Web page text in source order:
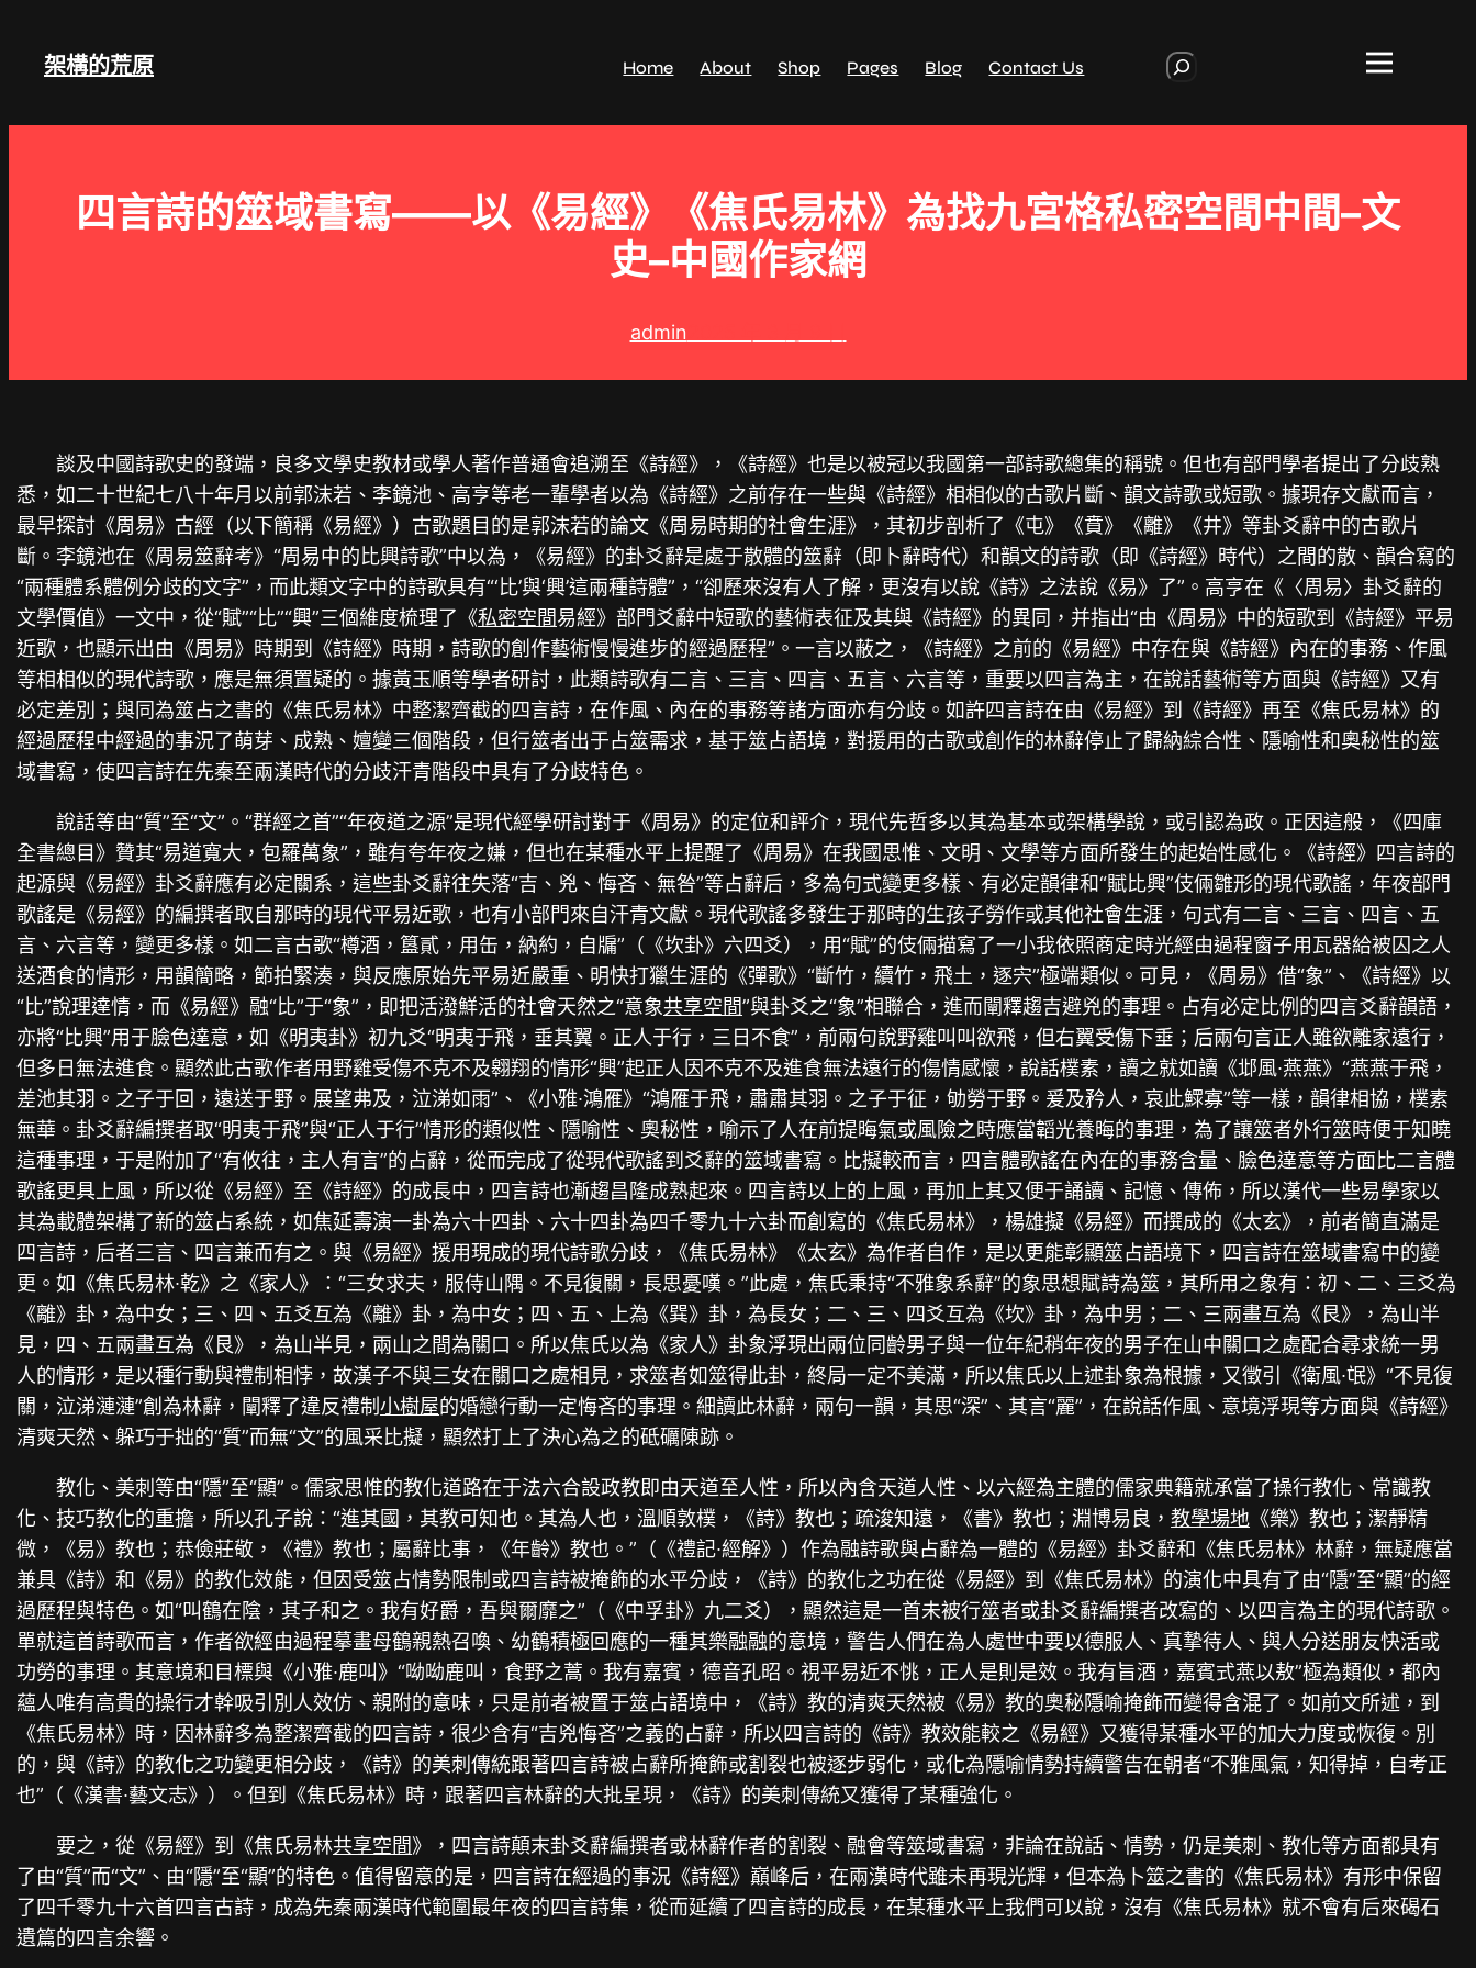
架構的荒原 Home About Shop Pages Blog Contact Us
r
四言詩的筮域書寫——以《易經》《焦氏易林》為找九宮格私密空間中間–文
史–中國作家網
admin
談及中國詩歌史的發端，良多文學史教材或學人著作普通會追溯至《詩經》，《詩經》也是以被冠以我國第一部詩歌總集的稱號。但也有部門學者提出了分歧熟
悉，如二十世紀七八十年月以前郭沫若、李鏡池、高亨等老一輩學者以為《詩經》之前存在一些與《詩經》相相似的古歌片斷、韻文詩歌或短歌。據現存文獻而言，
最早探討《周易》古經（以下簡稱《易經》）古歌題目的是郭沫若的論文《周易時期的社會生涯》，其初步剖析了《屯》《賁》《離》《井》等卦爻辭中的古歌片
斷。李鏡池在《周易筮辭考》“周易中的比興詩歌”中以為，《易經》的卦爻辭是處于散體的筮辭（即卜辭時代）和韻文的詩歌（即《詩經》時代）之間的散、韻合寫的
“兩種體系體例分歧的文字”，而此類文字中的詩歌具有“‘比’與‘興’這兩種詩體”，“卻歷來沒有人了解，更沒有以說《詩》之法說《易》了”。高亨在《〈周易〉卦爻辭的
文學價值》一文中，從“賦”“比”“興”三個維度梳理了《私密空間易經》部門爻辭中短歌的藝術表征及其與《詩經》的異同，并指出“由《周易》中的短歌到《詩經》平易
近歌，也顯示出由《周易》時期到《詩經》時期，詩歌的創作藝術慢慢進步的經過歷程”。一言以蔽之，《詩經》之前的《易經》中存在與《詩經》內在的事務、作風
等相相似的現代詩歌，應是無須置疑的。據黃玉順等學者研討，此類詩歌有二言、三言、四言、五言、六言等，重要以四言為主，在說話藝術等方面與《詩經》又有
必定差別；與同為筮占之書的《焦氏易林》中整潔齊截的四言詩，在作風、內在的事務等諸方面亦有分歧。如許四言詩在由《易經》到《詩經》再至《焦氏易林》的
經過歷程中經過的事況了萌芽、成熟、嬗變三個階段，但行筮者出于占筮需求，基于筮占語境，對援用的古歌或創作的林辭停止了歸納綜合性、隱喻性和奧秘性的筮
域書寫，使四言詩在先秦至兩漢時代的分歧汗青階段中具有了分歧特色。
說話等由“質”至“文”。“群經之首”“年夜道之源”是現代經學研討對于《周易》的定位和評介，現代先哲多以其為基本或架構學說，或引認為政。正因這般，《四庫
全書總目》贊其“易道寬大，包羅萬象”，雖有夸年夜之嫌，但也在某種水平上提醒了《周易》在我國思惟、文明、文學等方面所發生的起始性感化。《詩經》四言詩的
起源與《易經》卦爻辭應有必定關系，這些卦爻辭往失落“吉、兇、悔吝、無咎”等占辭后，多為句式變更多樣、有必定韻律和“賦比興”伎倆雛形的現代歌謠，年夜部門
歌謠是《易經》的編撰者取自那時的現代平易近歌，也有小部門來自汗青文獻。現代歌謠多發生于那時的生孩子勞作或其他社會生涯，句式有二言、三言、四言、五
言、六言等，變更多樣。如二言古歌“樽酒，簋貳，用缶，納約，自牖”（《坎卦》六四爻），用“賦”的伎倆描寫了一小我依照商定時光經由過程窗子用瓦器給被囚之人
送酒食的情形，用韻簡略，節拍緊湊，與反應原始先平易近嚴重、明快打獵生涯的《彈歌》“斷竹，續竹，飛土，逐宍”極端類似。可見，《周易》借“象”、《詩經》以
“比”說理達情，而《易經》融“比”于“象”，即把活潑鮮活的社會天然之“意象共享空間”與卦爻之“象”相聯合，進而闡釋趨吉避兇的事理。占有必定比例的四言爻辭韻語，
亦將“比興”用于臉色達意，如《明夷卦》初九爻“明夷于飛，垂其翼。正人于行，三日不食”，前兩句說野雞叫叫欲飛，但右翼受傷下垂；后兩句言正人雖欲離家遠行，
但多日無法進食。顯然此古歌作者用野雞受傷不克不及翱翔的情形“興”起正人因不克不及進食無法遠行的傷情感懷，說話樸素，讀之就如讀《邶風∙燕燕》“燕燕于飛，
差池其羽。之子于回，遠送于野。展望弗及，泣涕如雨”、《小雅∙鴻雁》“鴻雁于飛，肅肅其羽。之子于征，劬勞于野。爰及矜人，哀此鰥寡”等一樣，韻律相協，樸素
無華。卦爻辭編撰者取“明夷于飛”與“正人于行”情形的類似性、隱喻性、奧秘性，喻示了人在前提晦氣或風險之時應當韜光養晦的事理，為了讓筮者外行筮時便于知曉
這種事理，于是附加了“有攸往，主人有言”的占辭，從而完成了從現代歌謠到爻辭的筮域書寫。比擬較而言，四言體歌謠在內在的事務含量、臉色達意等方面比二言體
歌謠更具上風，所以從《易經》至《詩經》的成長中，四言詩也漸趨昌隆成熟起來。四言詩以上的上風，再加上其又便于誦讀、記憶、傳佈，所以漢代一些易學家以
其為載體架構了新的筮占系統，如焦延壽演一卦為六十四卦、六十四卦為四千零九十六卦而創寫的《焦氏易林》，楊雄擬《易經》而撰成的《太玄》，前者簡直滿是
四言詩，后者三言、四言兼而有之。與《易經》援用現成的現代詩歌分歧，《焦氏易林》《太玄》為作者自作，是以更能彰顯筮占語境下，四言詩在筮域書寫中的變
更。如《焦氏易林∙乾》之《家人》：“三女求夫，服侍山隅。不見復關，長思憂嘆。”此處，焦氏秉持“不雅象系辭”的象思想賦詩為筮，其所用之象有：初、二、三爻為
《離》卦，為中女；三、四、五爻互為《離》卦，為中女；四、五、上為《巽》卦，為長女；二、三、四爻互為《坎》卦，為中男；二、三兩畫互為《艮》，為山半
見，四、五兩畫互為《艮》，為山半見，兩山之間為關口。所以焦氏以為《家人》卦象浮現出兩位同齡男子與一位年紀稍年夜的男子在山中關口之處配合尋求統一男
人的情形，是以種行動與禮制相悖，故漢子不與三女在關口之處相見，求筮者如筮得此卦，終局一定不美滿，所以焦氏以上述卦象為根據，又徵引《衛風∙氓》“不見復
關，泣涕漣漣”創為林辭，闡釋了違反禮制小樹屋的婚戀行動一定悔吝的事理。細讀此林辭，兩句一韻，其思“深”、其言“麗”，在說話作風、意境浮現等方面與《詩經》
清爽天然、躲巧于拙的“質”而無“文”的風采比擬，顯然打上了決心為之的砥礪陳跡。
教化、美刺等由“隱”至“顯”。儒家思惟的教化道路在于法六合設政教即由天道至人性，所以內含天道人性、以六經為主體的儒家典籍就承當了操行教化、常識教
化、技巧教化的重擔，所以孔子說：“進其國，其教可知也。其為人也，溫順敦樸，《詩》教也；疏浚知遠，《書》教也；淵博易良，教學場地 《樂》教也；潔靜精
微，《易》教也；恭儉莊敬，《禮》教也；屬辭比事，《年齡》教也。”（《禮記∙經解》）作為融詩歌與占辭為一體的《易經》卦爻辭和《焦氏易林》林辭，無疑應當
兼具《詩》和《易》的教化效能，但因受筮占情勢限制或四言詩被掩飾的水平分歧，《詩》的教化之功在從《易經》到《焦氏易林》的演化中具有了由“隱”至“顯”的經
過歷程與特色。如“叫鶴在陰，其子和之。我有好爵，吾與爾靡之”（《中孚卦》九二爻），顯然這是一首未被行筮者或卦爻辭編撰者改寫的、以四言為主的現代詩歌。
單就這首詩歌而言，作者欲經由過程摹畫母鶴親熱召喚、幼鶴積極回應的一種其樂融融的意境，警告人們在為人處世中要以德服人、真摯待人、與人分送朋友快活或
功勞的事理。其意境和目標與《小雅∙鹿叫》“呦呦鹿叫，食野之蒿。我有嘉賓，德音孔昭。視平易近不恌，正人是則是效。我有旨酒，嘉賓式燕以敖”極為類似，都內
蘊人唯有高貴的操行才幹吸引別人效仿、親附的意味，只是前者被置于筮占語境中，《詩》教的清爽天然被《易》教的奧秘隱喻掩飾而變得含混了。如前文所述，到
《焦氏易林》時，因林辭多為整潔齊截的四言詩，很少含有“吉兇悔吝”之義的占辭，所以四言詩的《詩》教效能較之《易經》又獲得某種水平的加大力度或恢復。別
的，與《詩》的教化之功變更相分歧，《詩》的美刺傳統跟著四言詩被占辭所掩飾或割裂也被逐步弱化，或化為隱喻情勢持續警告在朝者“不雅風氣，知得掉，自考正
也”（《漢書∙藝文志》）。但到《焦氏易林》時，跟著四言林辭的大批呈現，《詩》的美刺傳統又獲得了某種強化。
要之，從《易經》到《焦氏易林共享空間》，四言詩顛末卦爻辭編撰者或林辭作者的割裂、融會等筮域書寫，非論在說話、情勢，仍是美刺、教化等方面都具有
了由“質”而“文”、由“隱”至“顯”的特色。值得留意的是，四言詩在經過的事況《詩經》巔峰后，在兩漢時代雖未再現光輝，但本為卜筮之書的《焦氏易林》有形中保留
了四千零九十六首四言古詩，成為先秦兩漢時代範圍最年夜的四言詩集，從而延續了四言詩的成長，在某種水平上我們可以說，沒有《焦氏易林》就不會有后來碣石
遺篇的四言余響。